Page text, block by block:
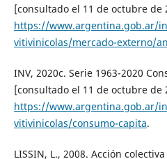
[consultado el 11 de octubre de
https://www.argentina.gob.ar/
vitivinicolas/mercado-externo/
INV, 2020c. Serie 1963-2020
[consultado el 11 de octubre de
https://www.argentina.gob.ar/
vitivinicolas/consumo-capita.
LISSIN, L., 2008. Acción